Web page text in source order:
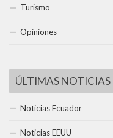
Turismo
Opiniones
ÚLTIMAS NOTICIAS
Noticias Ecuador
Noticias EEUU